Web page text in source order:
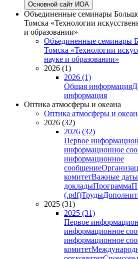
Основной сайт ИОА
Объединенные семинары
Томска «Технологии
и образовании»
Объединенные семинары
Томска «Технологии
науке и образовании»
2026 (1)
2026 (1)
Общая информация
информация
Оптика атмосферы и океана
Оптика атмосферы и
2026 (32)
2026 (32)
Первое
информационное
информационное
сообщение
комитетВажные даты
докладыПрограмма
(.pdf)Труды
2025 (31)
2025 (31)
Первое
информационное
информационное
комитет